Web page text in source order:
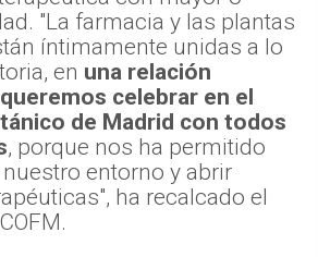
"La farmacia y las plantas
íntimamente unidas a lo
en una relación
celebrar en el
de Madrid con todos
, porque nos ha permitido
entorno y abrir
ha recalcado el